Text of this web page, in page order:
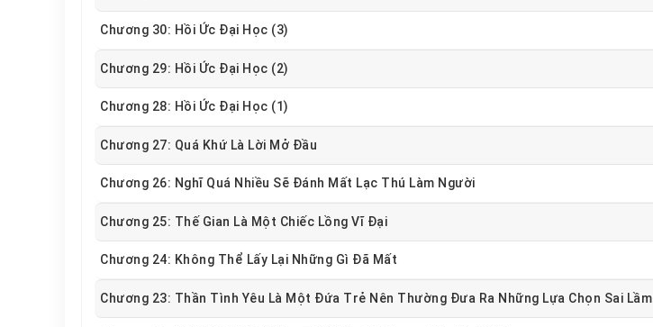
Chương 30: Hồi Ức Đại Học (3)
Chương 29: Hồi Ức Đại Học (2)
Chương 28: Hồi Ức Đại Học (1)
Chương 27: Quá Khứ Là Lời Mở Đầu
Chương 26: Nghĩ Quá Nhiều Sẽ Đánh Mất Lạc Thú Làm Người
Chương 25: Thế Gian Là Một Chiếc Lồng Vĩ Đại
Chương 24: Không Thể Lấy Lại Những Gì Đã Mất
Chương 23: Thần Tình Yêu Là Một Đứa Trẻ Nên Thường Đưa Ra Những Lựa Chọn Sai Lầm